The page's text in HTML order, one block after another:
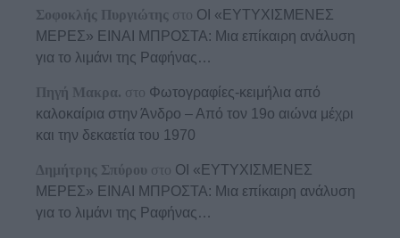
Σοφοκλής Πυργιώτης στο ΟΙ «ΕΥΤΥΧΙΣΜΕΝΕΣ
ΜΕΡΕΣ» ΕΙΝΑΙ ΜΠΡΟΣΤΑ: Μια επίκαιρη ανάλυση
για το λιμάνι της Ραφήνας…
Πηγή Μακρα. στο Φωτογραφίες-κειμήλια από
καλοκαίρια στην Άνδρο – Από τον 19ο αιώνα μέχρι
και την δεκαετία του 1970
Δημήτρης Σπύρου στο ΟΙ «ΕΥΤΥΧΙΣΜΕΝΕΣ
ΜΕΡΕΣ» ΕΙΝΑΙ ΜΠΡΟΣΤΑ: Μια επίκαιρη ανάλυση
για το λιμάνι της Ραφήνας…